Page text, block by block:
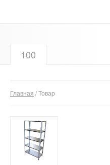
Оборудование
Отзывы
Контакты
100
Главная / Товар